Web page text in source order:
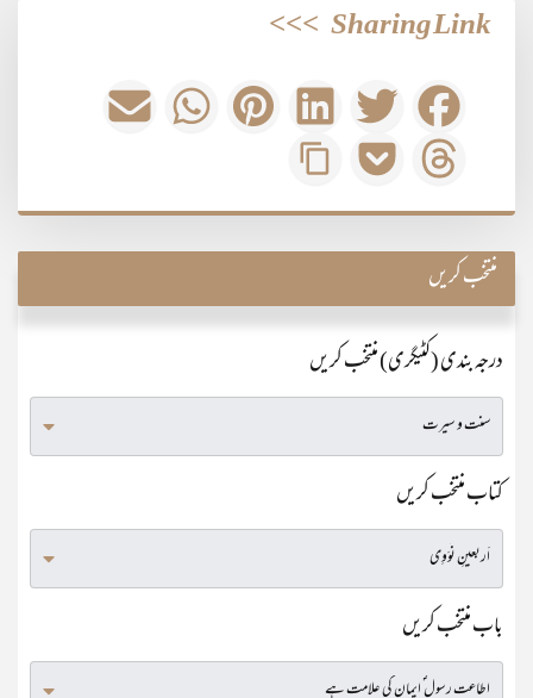
Sharing Link
>>>
منتخب کریں
درجہ بندی (کٹیگری) منتخب کریں
کتاب منتخب کریں
باب منتخب کریں